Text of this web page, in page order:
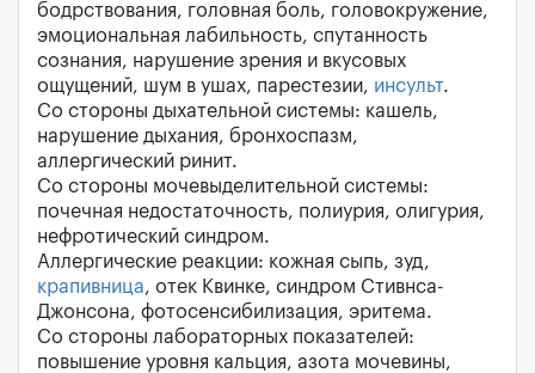
бодрствования, головная боль, головокружение,
эмоциональная лабильность, спутанность
сознания, нарушение зрения и вкусовых
ощущений, шум в ушах, парестезии, инсульт.
Со стороны дыхательной системы: кашель,
нарушение дыхания, бронхоспазм,
аллергический ринит.
Со стороны мочевыделительной системы:
почечная недостаточность, полиурия, олигурия,
нефротический синдром.
Аллергические реакции: кожная сыпь, зуд,
крапивница, отек Квинке, синдром Стивнса-
Джонсона, фотосенсибилизация, эритема.
Со стороны лабораторных показателей:
повышение уровня кальция, азота мочевины,